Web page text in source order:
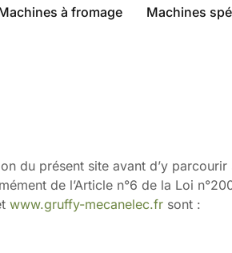
à fromage Machines
du présent site avant d’y
de l’Article n°6 de la Loi
www.gruffy-mecanelec.fr sont :